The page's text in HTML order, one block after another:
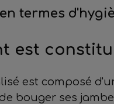
termes
est
est composé
bouger ses